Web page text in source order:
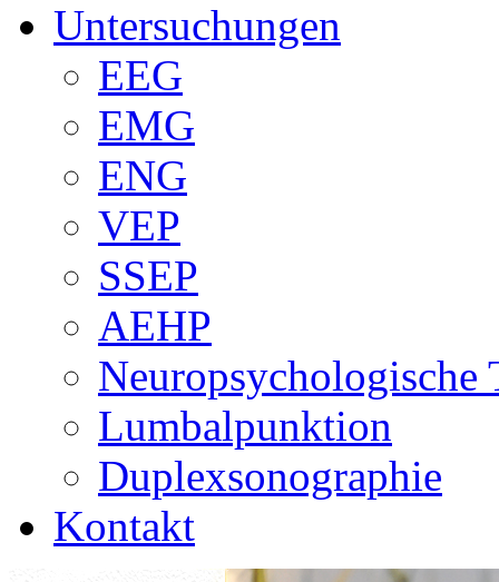
Untersuchungen
EEG
EMG
ENG
VEP
SSEP
AEHP
Neuropsychologische
Lumbalpunktion
Duplexsonographie
Kontakt